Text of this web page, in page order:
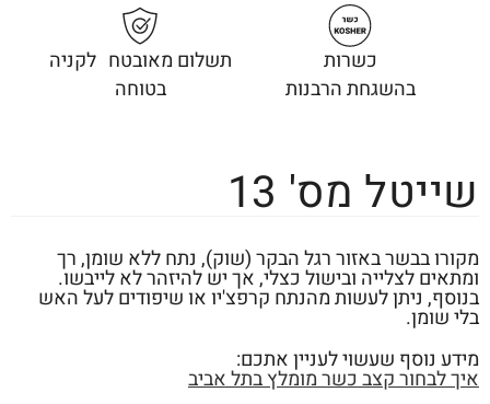
שייטל מס' 13
מקורו בבשר באזור רגל הבקר (שוק), נתח ללא שומן, רך
ומתאים לצלייה ובישול כצלי, אך יש להיזהר לא לייבשו.
בנוסף, ניתן לעשות מהנתח קרפצ'יו או שיפודים לעל האש
בלי שומן.
מידע נוסף שעשוי לעניין אתכם:
איך לבחור קצב כשר מומלץ בתל אביב
כשרות
בהשגחת הרבנות
תשלום מאובטח לקניה
בטוחה